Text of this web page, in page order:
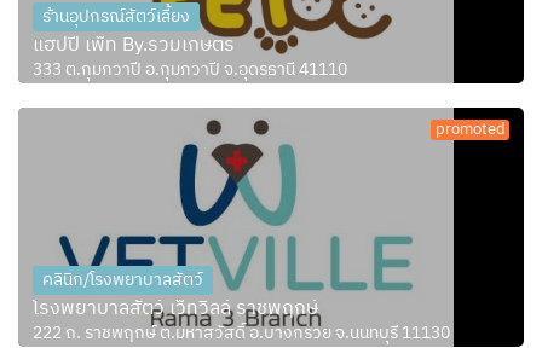
ร้านอุปกรณ์สัตว์เลี้ยง
แฮปปี้ เพ็ท By.รวมเกษตร
333 ต.กุมภวาปี อ.กุมภวาปี จ.อุดรธานี 41110
promoted
คลินิก/โรงพยาบาลสัตว์
โรงพยาบาลสัตว์ เว็ทวิลล์ ราชพฤกษ์
222 ถ. ราชพฤกษ์ ต.มหาสวัสดิ์ อ.บางกรวย จ.นนทบุรี 11130